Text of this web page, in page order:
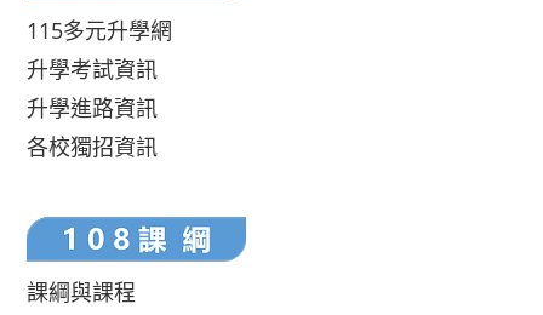
115多元升學網
升學考試資訊
升學進路資訊
各校獨招資訊
課綱與課程